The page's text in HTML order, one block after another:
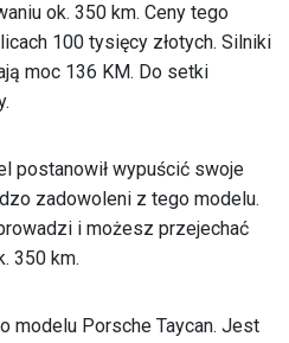
ok. 350 km. Ceny tego
100 tysięcy złotych. Silniki
moc 136 KM. Do setki
postanowił wypuścić swoje
zadowoleni z tego modelu.
i możesz przejechać
350 km.
modelu Porsche Taycan. Jest